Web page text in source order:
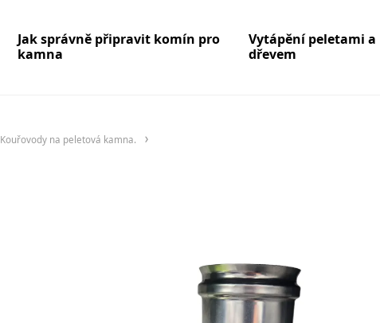
Jak správně připravit komín pro
kamna
Vytápění peletami a
dřevem
Kouřovody na peletová kamna.